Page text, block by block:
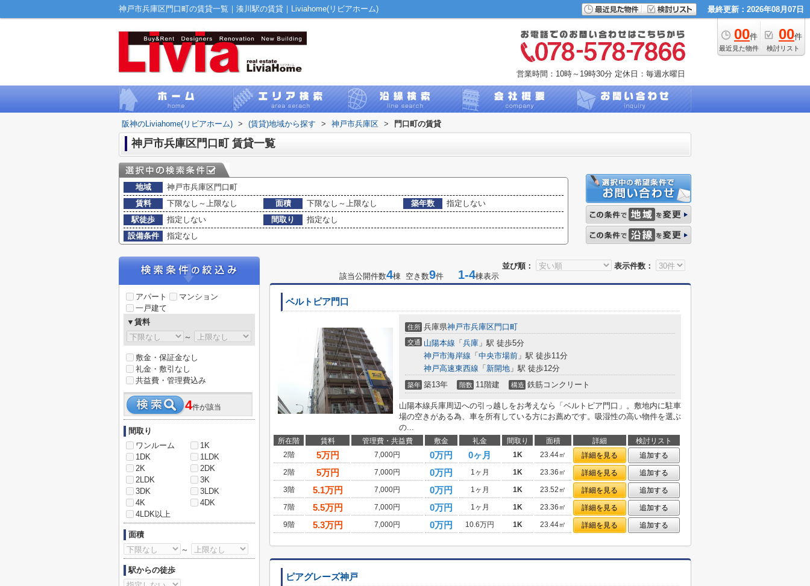
神戸市兵庫区門口町の賃貸一覧｜湊川駅の賃貸｜Liviahome(リビアホーム) 最終更新：2026年08月07日
00件
最近見た物件
00件
検討リスト
営業時間：10時～19時30分 定休日：毎週水曜日
阪神のLiviahome(リビアホーム) > (賃貸)地域から探す > 神戸市兵庫区 > 門口町の賃貸
神戸市兵庫区門口町 賃貸一覧
地域
神戸市兵庫区門口町
賃料
下限なし～上限なし 面積 下限なし～上限なし 築年数
指定しない
駅徒歩
指定しない 間取り
指定なし
設備条件
指定なし
並び順：
表示件数：
該当公開件数4棟 空き数9件 1-4棟表示
ベルトピア門口
住所 兵庫県神戸市兵庫区門口町
交通 山陽本線 「 兵庫 」駅 徒歩5分
神戸市海岸線 「 中央市場前 」駅 徒歩11分
神戸高速東西線 「 新開地 」駅 徒歩12分
築年 築13年 階数 11階建 構造 鉄筋コンクリート
山陽本線兵庫周辺への引っ越しをお考えなら「ベルトピア門口」。敷地内に駐車
場の空きがある為、車を所有している方にお薦めです。吸湿性の高い物件を選ぶ
の...
所在階 賃料 管理費・共益費 敷金 礼金 間取り 面積 詳細
検討リスト
2階
5万円 7,000円 0万円 0ヶ月 1K 23.44㎡ 詳細を見る
追加する
2階
5万円 7,000円 0万円 1ヶ月 1K 23.36㎡ 詳細を見る
追加する
3階
5.1万円 7,000円 0万円 1ヶ月 1K 23.52㎡ 詳細を見る
追加する
7階
5.5万円 7,000円 0万円 1ヶ月 1K 23.36㎡ 詳細を見る
追加する
9階
5.3万円 7,000円 0万円 10.6万円 1K 23.44㎡ 詳細を見る 追加する
ピアグレーズ神戸
アパート
マンション
一戸建て
▼賃料
～
敷金・保証金なし
礼金・敷引なし
共益費・管理費込み
4件が該当
間取り
ワンルーム
1K
1DK
1LDK
2K
2DK
2LDK
3K
3DK
3LDK
4K
4DK
4LDK以上
面積
～
駅からの徒歩